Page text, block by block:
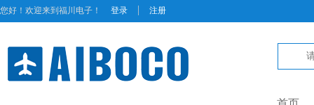
您好！欢迎来到福川电子！ 登录 | 注册